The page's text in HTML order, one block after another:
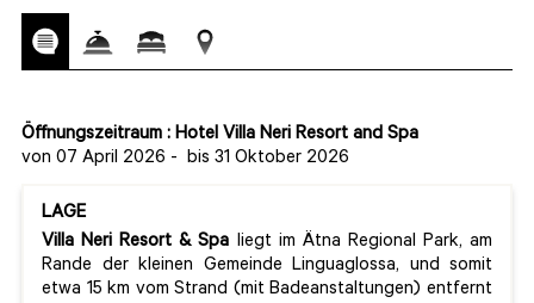
Öffnungszeitraum : Hotel Villa Neri Resort and Spa
von 07 April 2026 - bis 31 Oktober 2026
LAGE
Villa Neri Resort & Spa liegt im Ätna Regional Park, am
Rande der kleinen Gemeinde Linguaglossa, und somit
etwa 15 km vom Strand (mit Badeanstaltungen) entfernt